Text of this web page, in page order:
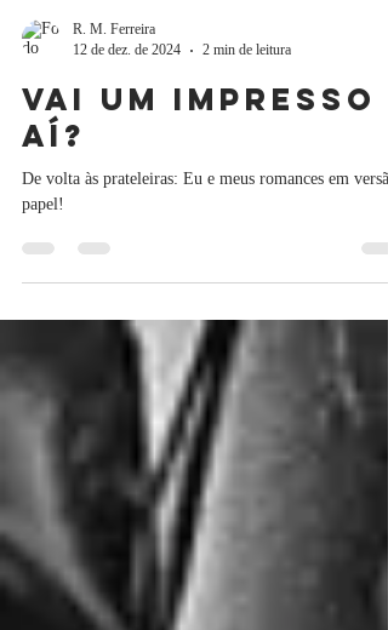
12 de dez. de 2024
2 min de leitura
Vai um impresso
aí?
De volta às prateleiras: Eu e meus romances em versão
papel!